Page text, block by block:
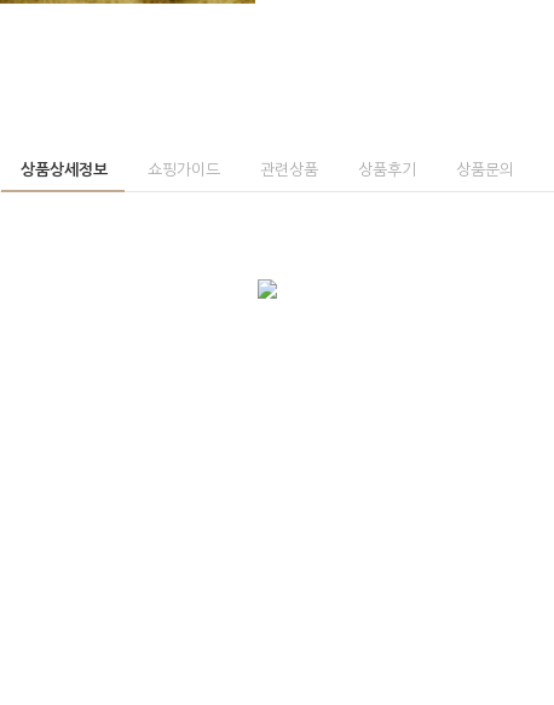
상품상세정보 쇼핑가이드 관련상품 상품후기 상품문의